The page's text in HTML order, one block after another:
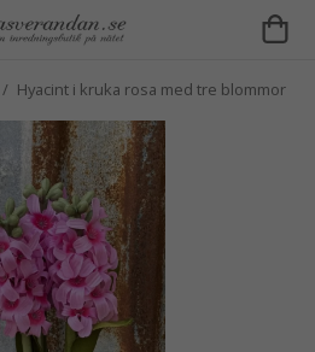
/ Hyacint i kruka rosa med tre blommor